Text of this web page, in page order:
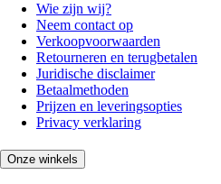
Wie zijn wij?
Neem contact op
Verkoopvoorwaarden
Retourneren en terugbetalen
Juridische disclaimer
Betaalmethoden
Prijzen en leveringsopties
Privacy verklaring
Onze winkels